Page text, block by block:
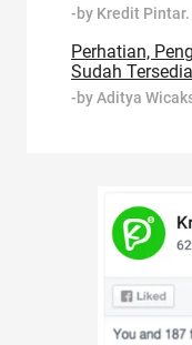
-by Kredit Pintar.
Perhatian,
Sudah
-byAditya